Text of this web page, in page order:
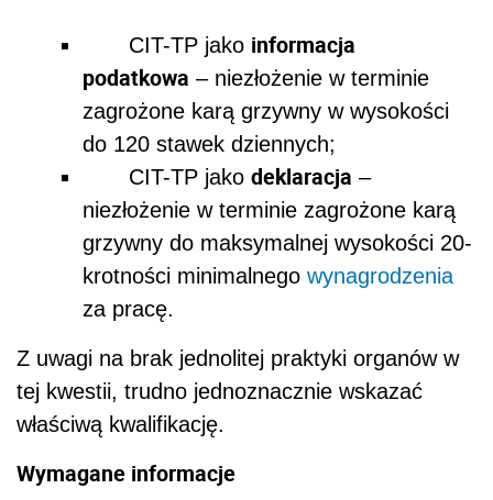
CIT-TP jako informacja
podatkowa – niezłożenie w terminie
zagrożone karą grzywny w wysokości
do 120 stawek dziennych;
CIT-TP jako deklaracja –
niezłożenie w terminie zagrożone karą
grzywny do maksymalnej wysokości 20-
krotności minimalnego wynagrodzenia
za pracę.
Z uwagi na brak jednolitej praktyki organów w
tej kwestii, trudno jednoznacznie wskazać
właściwą kwalifikację.
Wymagane informacje